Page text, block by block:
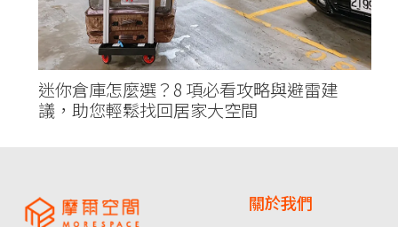
迷你倉庫怎麼選？8 項必看攻略與避雷建
議，助您輕鬆找回居家大空間
關於我們